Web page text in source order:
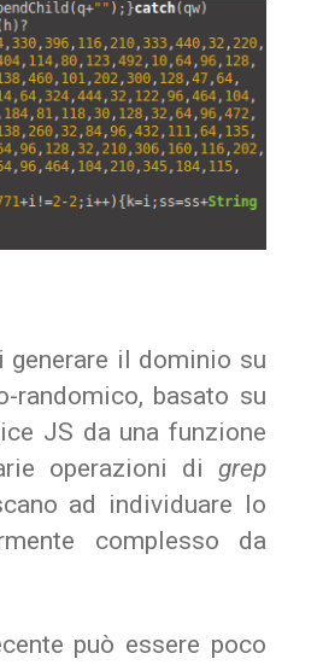
il dominio su
randomico, basato su
JS da una funzione
operazioni di grep
ad individuare lo
complesso da
può essere poco